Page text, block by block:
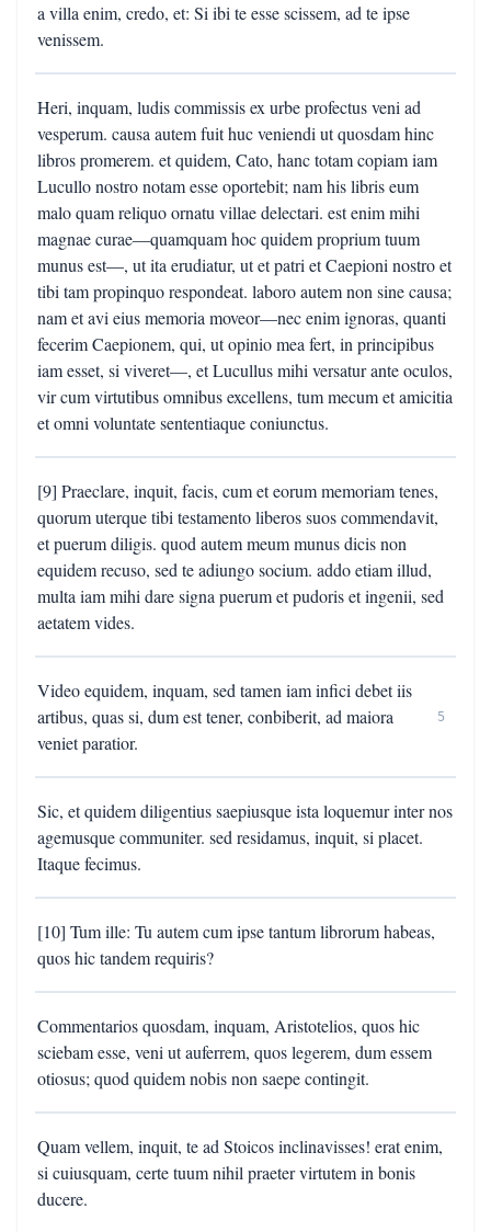
a villa enim, credo, et: Si ibi te esse scissem, ad te ipse
venissem.
Heri, inquam, ludis commissis ex urbe profectus veni ad
vesperum. causa autem fuit huc veniendi ut quosdam hinc
libros promerem. et quidem, Cato, hanc totam copiam iam
Lucullo nostro notam esse oportebit; nam his libris eum
malo quam reliquo ornatu villae delectari. est enim mihi
magnae curae—quamquam hoc quidem proprium tuum
munus est—, ut ita erudiatur, ut et patri et Caepioni nostro et
tibi tam propinquo respondeat. laboro autem non sine causa;
nam et avi eius memoria moveor—nec enim ignoras, quanti
fecerim Caepionem, qui, ut opinio mea fert, in principibus
iam esset, si viveret—, et Lucullus mihi versatur ante oculos,
vir cum virtutibus omnibus excellens, tum mecum et amicitia
et omni voluntate sententiaque coniunctus.
[9] Praeclare, inquit, facis, cum et eorum memoriam tenes,
quorum uterque tibi testamento liberos suos commendavit,
et puerum diligis. quod autem meum munus dicis non
equidem recuso, sed te adiungo socium. addo etiam illud,
multa iam mihi dare signa puerum et pudoris et ingenii, sed
aetatem vides.
Video equidem, inquam, sed tamen iam infici debet iis
artibus, quas si, dum est tener, conbiberit, ad maiora
veniet paratior.
5
Sic, et quidem diligentius saepiusque ista loquemur inter nos
agemusque communiter. sed residamus, inquit, si placet.
Itaque fecimus.
[10] Tum ille: Tu autem cum ipse tantum librorum habeas,
quos hic tandem requiris?
Commentarios quosdam, inquam, Aristotelios, quos hic
sciebam esse, veni ut auferrem, quos legerem, dum essem
otiosus; quod quidem nobis non saepe contingit.
Quam vellem, inquit, te ad Stoicos inclinavisses! erat enim,
si cuiusquam, certe tuum nihil praeter virtutem in bonis
ducere.